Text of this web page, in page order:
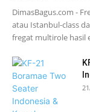
DimasBagus.com -
atau Istanbul-class
fregat multirole hasil